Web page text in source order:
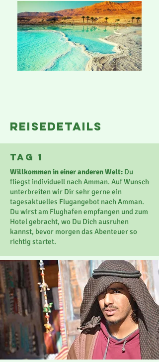
reisedetails
Tag 1
Willkommen in einer anderen Welt: Du
fliegst individuell nach Amman. Auf Wunsch
unterbreiten wir Dir sehr gerne ein
tagesaktuelles Flugangebot nach Amman.
Du wirst am Flughafen empfangen und zum
Hotel gebracht, wo Du Dich ausruhen
kannst, bevor morgen das Abenteuer so
richtig startet.